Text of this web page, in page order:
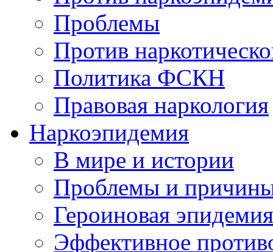
Проблемы
Против
Политика ФСКН
Правовая наркология
Наркоэпидемия
В мире и истории
Проблемы и
Героиновая эпидемия
Эффективное